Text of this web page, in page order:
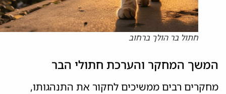
חתול בר הולך ברחוב
המשך המחקר והערכת חתולי הבר
מחקרים רבים ממשיכים לחקור את התנהגותו,